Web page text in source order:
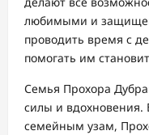
любимыми и
проводить время с
помогать им
Семья Прохора
силы и вдохновения.
семейным узам,